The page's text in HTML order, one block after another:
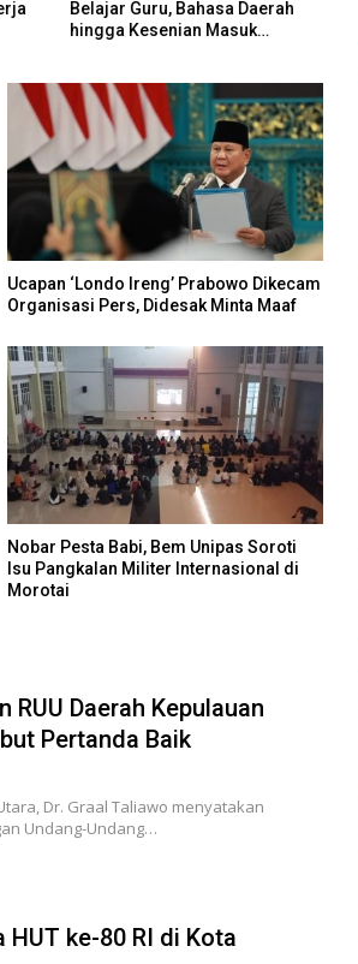
Agustus, Warga Taliabu Harap
Pertamax Lebih Murah Lagi
Ucapan ‘Londo Ireng’ Prabowo Dikecam
Organisasi Pers, Didesak Minta Maaf
Nobar Pesta Babi, Bem Unipas Soroti
Isu Pangkalan Militer Internasional di
Morotai
RUU Daerah Kepulauan
Pertanda Baik
Dr. Graal Taliawo menyatakan
Undang-Undang…
HUT ke-80 RI di Kota